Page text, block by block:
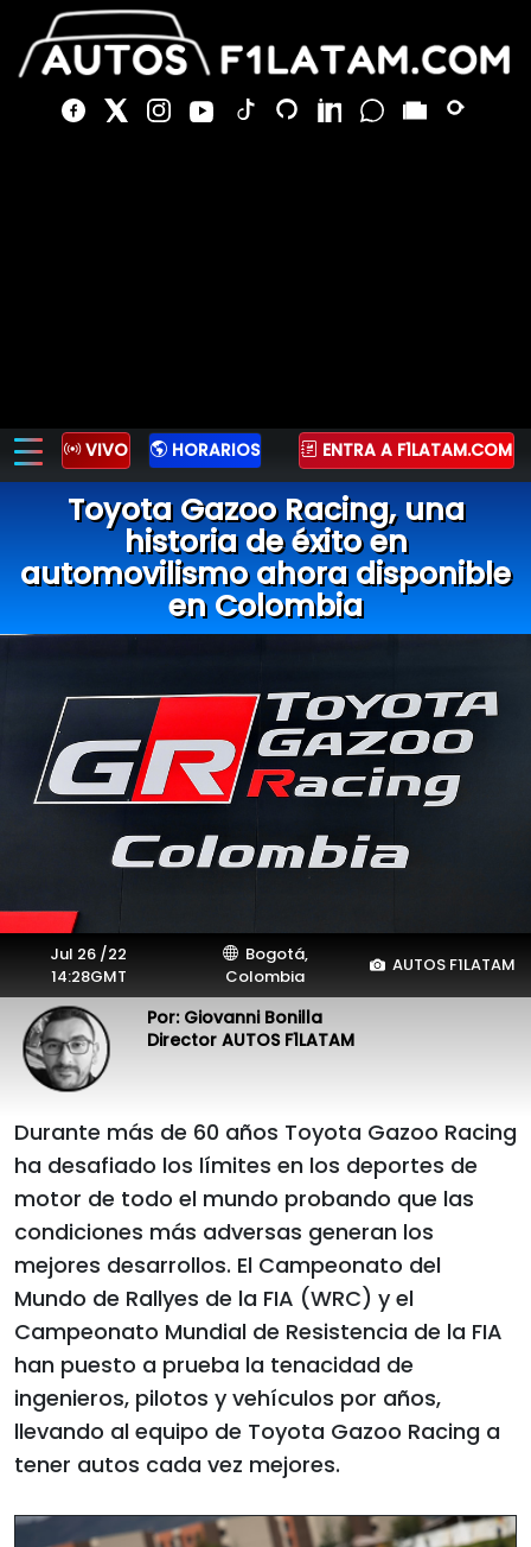
VIVO HORARIOS ENTRA A F1LATAM.COM
Toyota Gazoo Racing, una
historia de éxito en
automovilismo ahora disponible
en Colombia
Jul 26 /22
14:28GMT
Bogotá,
Colombia
AUTOS F1LATAM
Por: Giovanni Bonilla
Director AUTOS F1LATAM
Durante más de 60 años Toyota Gazoo Racing
ha desafiado los límites en los deportes de
motor de todo el mundo probando que las
condiciones más adversas generan los
mejores desarrollos. El Campeonato del
Mundo de Rallyes de la FIA (WRC) y el
Campeonato Mundial de Resistencia de la FIA
han puesto a prueba la tenacidad de
ingenieros, pilotos y vehículos por años,
llevando al equipo de Toyota Gazoo Racing a
tener autos cada vez mejores.